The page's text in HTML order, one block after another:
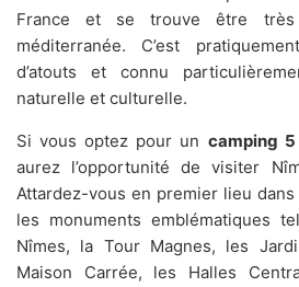
France et se trouve être
méditerranée. C’est
d’atouts et connu
naturelle et culturelle.
Si vous optez pour un camping
aurez l’opportunité de visiter
Attardez-vous en premier lieu
les monuments emblématiques
Nîmes, la Tour Magnes, les
Maison Carrée, les Halles